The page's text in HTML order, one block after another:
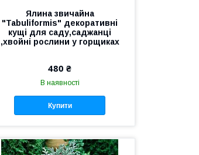
Ялина звичайна
"Tabuliformis" декоративні
кущі для саду,саджанці
,хвойні рослини у горщиках
480 ₴
В наявності
Купити